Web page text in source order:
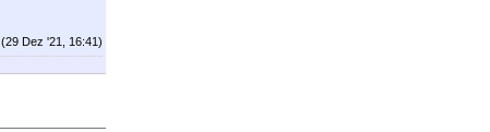
(29 Dez '21, 16:41)